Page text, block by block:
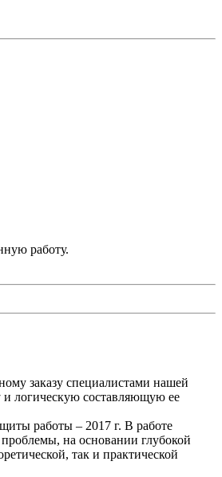
работу.
заказу специалистами нашей
логическую составляющую ее
работы – 2017 г. В работе
на основании глубокой
так и практической